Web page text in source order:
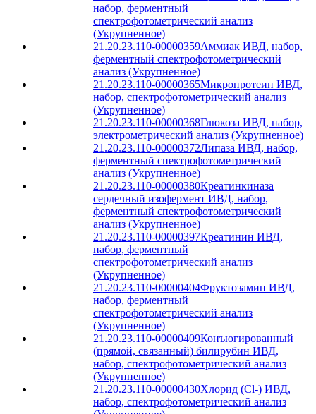
набор, ферментный
спектрофотометрический анализ
(Укрупненное)
21.20.23.110-00000359Аммиак ИВД, набор,
ферментный спектрофотометрический
анализ (Укрупненное)
21.20.23.110-00000365Микропротеин ИВД,
набор, спектрофотометрический анализ
(Укрупненное)
21.20.23.110-00000368Глюкоза ИВД, набор,
электрометрический анализ (Укрупненное)
21.20.23.110-00000372Липаза ИВД, набор,
ферментный спектрофотометрический
анализ (Укрупненное)
21.20.23.110-00000380Креатинкиназа
сердечный изофермент ИВД, набор,
ферментный спектрофотометрический
анализ (Укрупненное)
21.20.23.110-00000397Креатинин ИВД,
набор, ферментный
спектрофотометрический анализ
(Укрупненное)
21.20.23.110-00000404Фруктозамин ИВД,
набор, ферментный
спектрофотометрический анализ
(Укрупненное)
21.20.23.110-00000409Конъюгированный
(прямой, связанный) билирубин ИВД,
набор, спектрофотометрический анализ
(Укрупненное)
21.20.23.110-00000430Хлорид (Cl-) ИВД,
набор, спектрофотометрический анализ